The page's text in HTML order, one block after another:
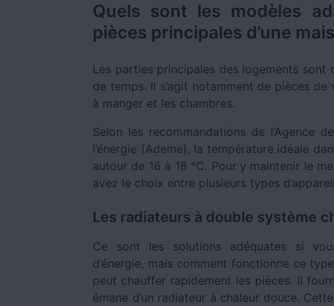
Quels sont les modèles
pièces principales d’une
Les parties principales des logements sont
de temps. Il s’agit notamment de pièces
à manger et les chambres.
Selon les recommandations de l’Agence
l’énergie (Ademe), la température idéale
autour de 16 à 18 °C. Pour y maintenir le
avez le choix entre plusieurs types
Les radiateurs à double système
Ce sont les solutions adéquates si
d’énergie, mais comment fonctionne ce
peut chauffer rapidement les pièces. Il
émane d’un radiateur à chaleur douce.